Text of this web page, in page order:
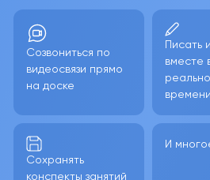
Созвониться по
видеосвязи прямо
на доске
Писать
вместе
времени
Сохранять
конспекты занятий
И